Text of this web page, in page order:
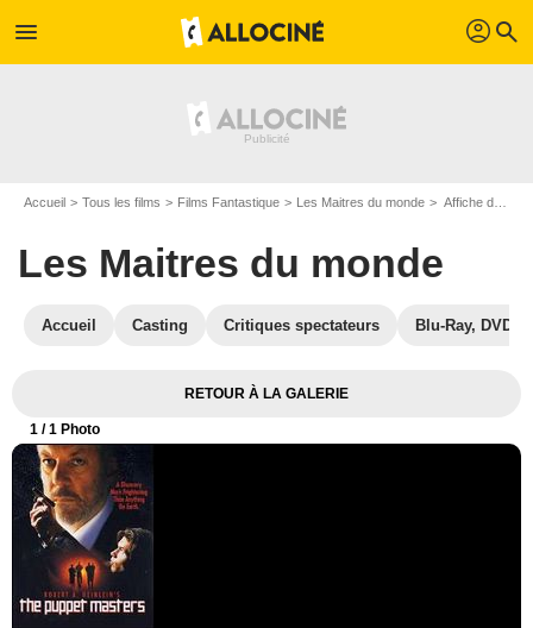
menu profil search
Accueil Tous les films Films Fantastique Les Maitres du monde Affiche du film Les Maitres du monde - Photo 1
Les Maitres du monde
Accueil Casting Critiques spectateurs Blu-Ray, DVD
RETOUR À LA GALERIE
1 / 1 Photo